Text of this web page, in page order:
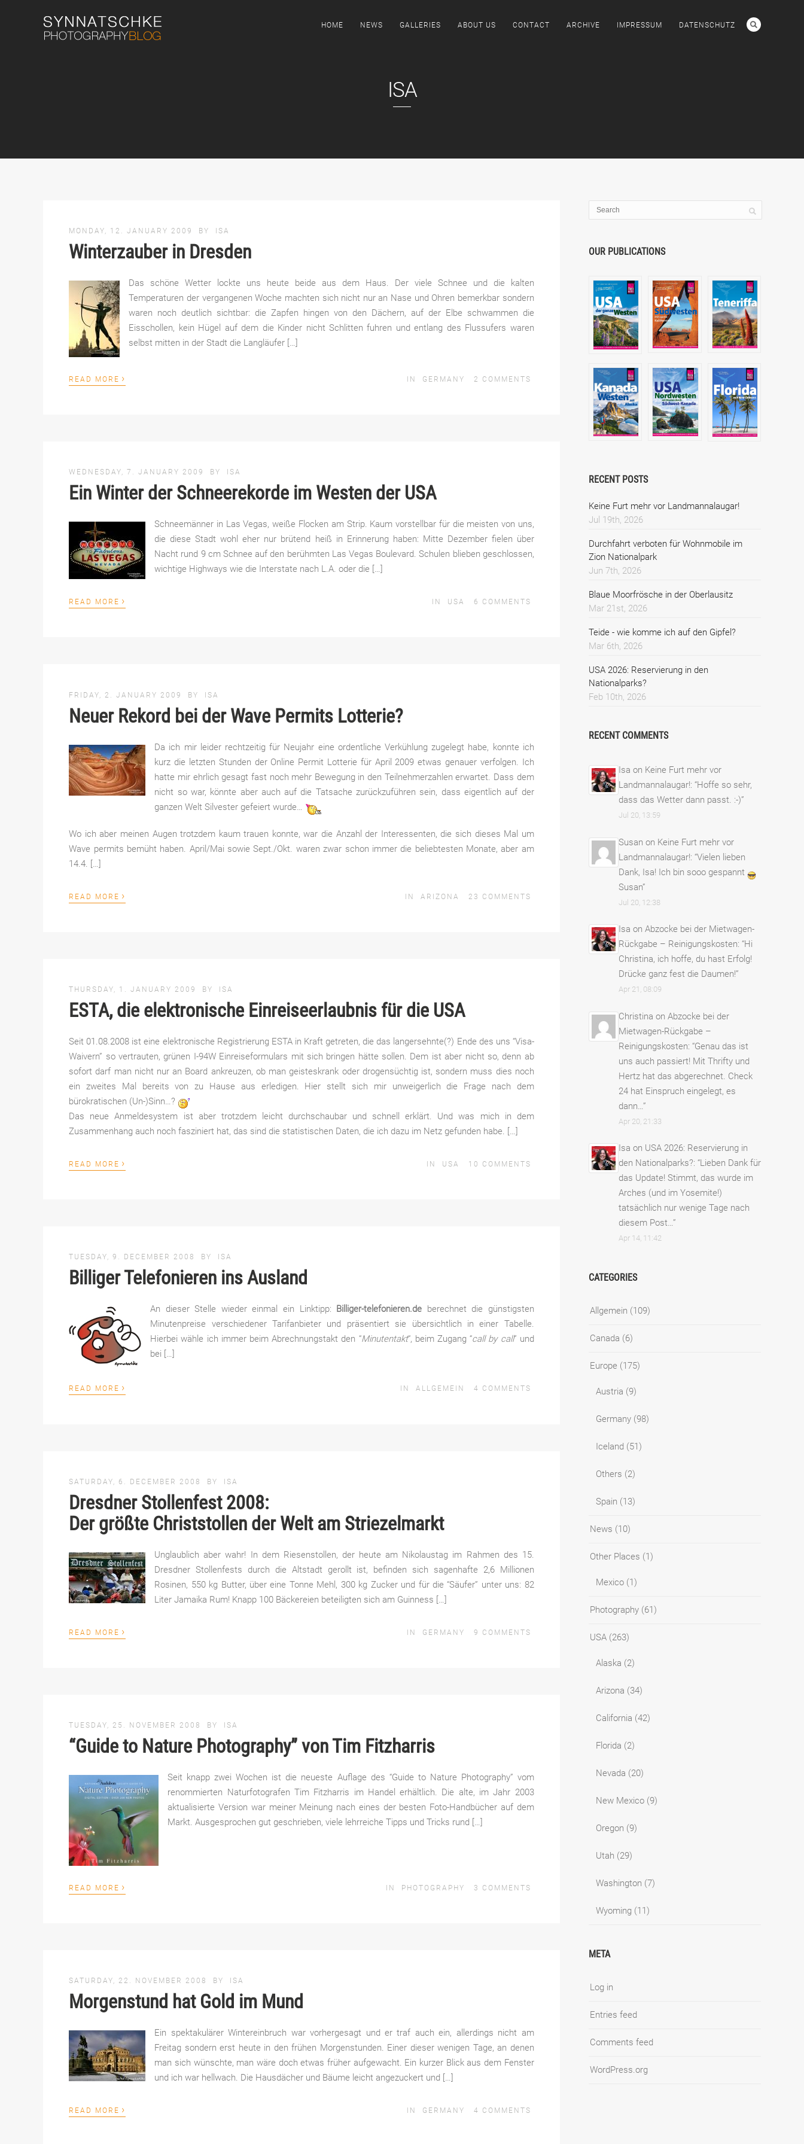
HOME NEWS GALLERIES ABOUT US CONTACT ARCHIVE IMPRESSUM DATENSCHUTZ
ISA
MONDAY, 12. JANUARY 2009 BY ISA
Winterzauber in Dresden
Das schöne Wetter lockte uns heute beide aus dem Haus. Der viele Schnee und die kalten
Temperaturen der vergangenen Woche machten sich nicht nur an Nase und Ohren bemerkbar sondern
waren noch deutlich sichtbar: die Zapfen hingen von den Dächern, auf der Elbe schwammen die
Eisschollen, kein Hügel auf dem die Kinder nicht Schlitten fuhren und entlang des Flussufers waren
selbst mitten in der Stadt die Langläufer […]
READ MORE › IN GERMANY 2 COMMENTS
WEDNESDAY, 7. JANUARY 2009 BY ISA
Ein Winter der Schneerekorde im Westen der USA
Schneemänner in Las Vegas, weiße Flocken am Strip. Kaum vorstellbar für die meisten von uns,
die diese Stadt wohl eher nur brütend heiß in Erinnerung haben: Mitte Dezember fielen über
Nacht rund 9 cm Schnee auf den berühmten Las Vegas Boulevard. Schulen blieben geschlossen,
wichtige Highways wie die Interstate nach L.A. oder die […]
READ MORE › IN USA 6 COMMENTS
FRIDAY, 2. JANUARY 2009 BY ISA
Neuer Rekord bei der Wave Permits Lotterie?
Da ich mir leider rechtzeitig für Neujahr eine ordentliche Verkühlung zugelegt habe, konnte ich
kurz die letzten Stunden der Online Permit Lotterie für April 2009 etwas genauer verfolgen. Ich
hatte mir ehrlich gesagt fast noch mehr Bewegung in den Teilnehmerzahlen erwartet. Dass dem
nicht so war, könnte aber auch auf die Tatsache zurückzuführen sein, dass eigentlich auf der
ganzen Welt Silvester gefeiert wurde…
Wo ich aber meinen Augen trotzdem kaum trauen konnte, war die Anzahl der Interessenten, die sich dieses Mal um
Wave permits bemüht haben. April/Mai sowie Sept./Okt. waren zwar schon immer die beliebtesten Monate, aber am
14.4. […]
READ MORE › IN ARIZONA 23 COMMENTS
THURSDAY, 1. JANUARY 2009 BY ISA
ESTA, die elektronische Einreiseerlaubnis für die USA
Seit 01.08.2008 ist eine elektronische Registrierung ESTA in Kraft getreten, die das langersehnte(?) Ende des uns “Visa-
Waivern” so vertrauten, grünen I-94W Einreiseformulars mit sich bringen hätte sollen. Dem ist aber nicht so, denn ab
sofort darf man nicht nur an Board ankreuzen, ob man geisteskrank oder drogensüchtig ist, sondern muss dies noch
ein zweites Mal bereits von zu Hause aus erledigen. Hier stellt sich mir unweigerlich die Frage nach dem
bürokratischen (Un-)Sinn…?
Das neue Anmeldesystem ist aber trotzdem leicht durchschaubar und schnell erklärt. Und was mich in dem
Zusammenhang auch noch fasziniert hat, das sind die statistischen Daten, die ich dazu im Netz gefunden habe. […]
READ MORE › IN USA 10 COMMENTS
TUESDAY, 9. DECEMBER 2008 BY ISA
Billiger Telefonieren ins Ausland
An dieser Stelle wieder einmal ein Linktipp: Billiger-telefonieren.de berechnet die günstigsten
Minutenpreise verschiedener Tarifanbieter und präsentiert sie übersichtlich in einer Tabelle.
Hierbei wähle ich immer beim Abrechnungstakt den “Minutentakt“, beim Zugang “call by call” und
bei […]
READ MORE › IN ALLGEMEIN 4 COMMENTS
SATURDAY, 6. DECEMBER 2008 BY ISA
Dresdner Stollenfest 2008:
Der größte Christstollen der Welt am Striezelmarkt
Unglaublich aber wahr! In dem Riesenstollen, der heute am Nikolaustag im Rahmen des 15.
Dresdner Stollenfests durch die Altstadt gerollt ist, befinden sich sagenhafte 2,6 Millionen
Rosinen, 550 kg Butter, über eine Tonne Mehl, 300 kg Zucker und für die “Säufer” unter uns: 82
Liter Jamaika Rum! Knapp 100 Bäckereien beteiligten sich am Guinness […]
READ MORE › IN GERMANY 9 COMMENTS
TUESDAY, 25. NOVEMBER 2008 BY ISA
“Guide to Nature Photography” von Tim Fitzharris
Seit knapp zwei Wochen ist die neueste Auflage des “Guide to Nature Photography” vom
renommierten Naturfotografen Tim Fitzharris im Handel erhältlich. Die alte, im Jahr 2003
aktualisierte Version war meiner Meinung nach eines der besten Foto-Handbücher auf dem
Markt. Ausgesprochen gut geschrieben, viele lehrreiche Tipps und Tricks rund […]
READ MORE › IN PHOTOGRAPHY 3 COMMENTS
SATURDAY, 22. NOVEMBER 2008 BY ISA
Morgenstund hat Gold im Mund
Ein spektakulärer Wintereinbruch war vorhergesagt und er traf auch ein, allerdings nicht am
Freitag sondern erst heute in den frühen Morgenstunden. Einer dieser wenigen Tage, an denen
man sich wünschte, man wäre doch etwas früher aufgewacht. Ein kurzer Blick aus dem Fenster
und ich war hellwach. Die Hausdächer und Bäume leicht angezuckert und […]
READ MORE › IN GERMANY 4 COMMENTS
OUR PUBLICATIONS
RECENT POSTS
Keine Furt mehr vor Landmannalaugar!
Jul 19th, 2026
Durchfahrt verboten für Wohnmobile im
Zion Nationalpark
Jun 7th, 2026
Blaue Moorfrösche in der Oberlausitz
Mar 21st, 2026
Teide - wie komme ich auf den Gipfel?
Mar 6th, 2026
USA 2026: Reservierung in den
Nationalparks?
Feb 10th, 2026
RECENT COMMENTS
Isa on Keine Furt mehr vor
Landmannalaugar!: “Hoffe so sehr,
dass das Wetter dann passt. :-)”
Jul 20, 13:59
Susan on Keine Furt mehr vor
Landmannalaugar!: “Vielen lieben
Dank, Isa! Ich bin sooo gespannt
Susan”
Jul 20, 12:38
Isa on Abzocke bei der Mietwagen-
Rückgabe – Reinigungskosten: “Hi
Christina, ich hoffe, du hast Erfolg!
Drücke ganz fest die Daumen!”
Apr 21, 08:09
Christina on Abzocke bei der
Mietwagen-Rückgabe –
Reinigungskosten: “Genau das ist
uns auch passiert! Mit Thrifty und
Hertz hat das abgerechnet. Check
24 hat Einspruch eingelegt, es
dann…”
Apr 20, 21:33
Isa on USA 2026: Reservierung in
den Nationalparks?: “Lieben Dank für
das Update! Stimmt, das wurde im
Arches (und im Yosemite!)
tatsächlich nur wenige Tage nach
diesem Post…”
Apr 14, 11:42
CATEGORIES
Allgemein (109)
Canada (6)
Europe (175)
Austria (9)
Germany (98)
Iceland (51)
Others (2)
Spain (13)
News (10)
Other Places (1)
Mexico (1)
Photography (61)
USA (263)
Alaska (2)
Arizona (34)
California (42)
Florida (2)
Nevada (20)
New Mexico (9)
Oregon (9)
Utah (29)
Washington (7)
Wyoming (11)
META
Log in
Entries feed
Comments feed
WordPress.org